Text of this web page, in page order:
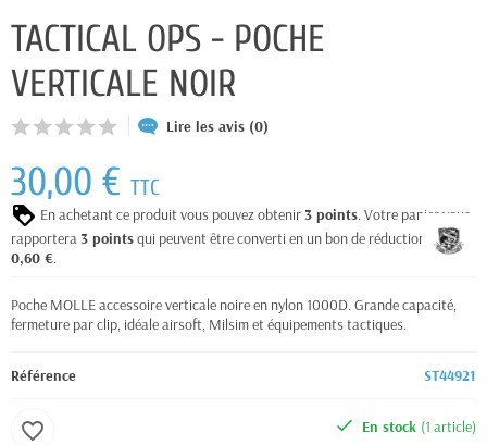
TACTICAL OPS - POCHE
VERTICALE NOIR
Lire les avis (0)
30,00 € TTC
En achetant ce produit vous pouvez obtenir3 points. Votre panier vous
rapportera3 pointsqui peuvent être converti en un bon de réduction de
0,60 €.
Poche MOLLE accessoire verticale noire en nylon 1000D. Grande capacité,
fermeture par clip, idéale airsoft, Milsim et équipements tactiques.
Référence ST44921
En stock (1 article)
favorite_border